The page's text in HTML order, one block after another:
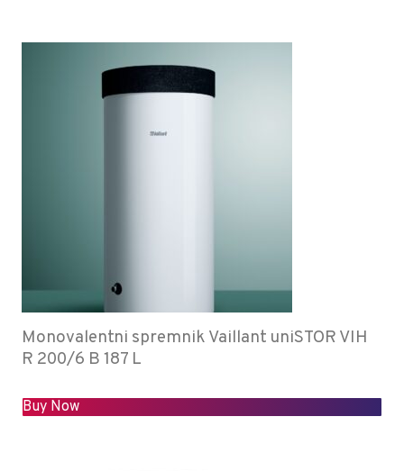
Monovalentni spremnik Vaillant uniSTOR VIH
R 200/6 B 187 L
Buy Now